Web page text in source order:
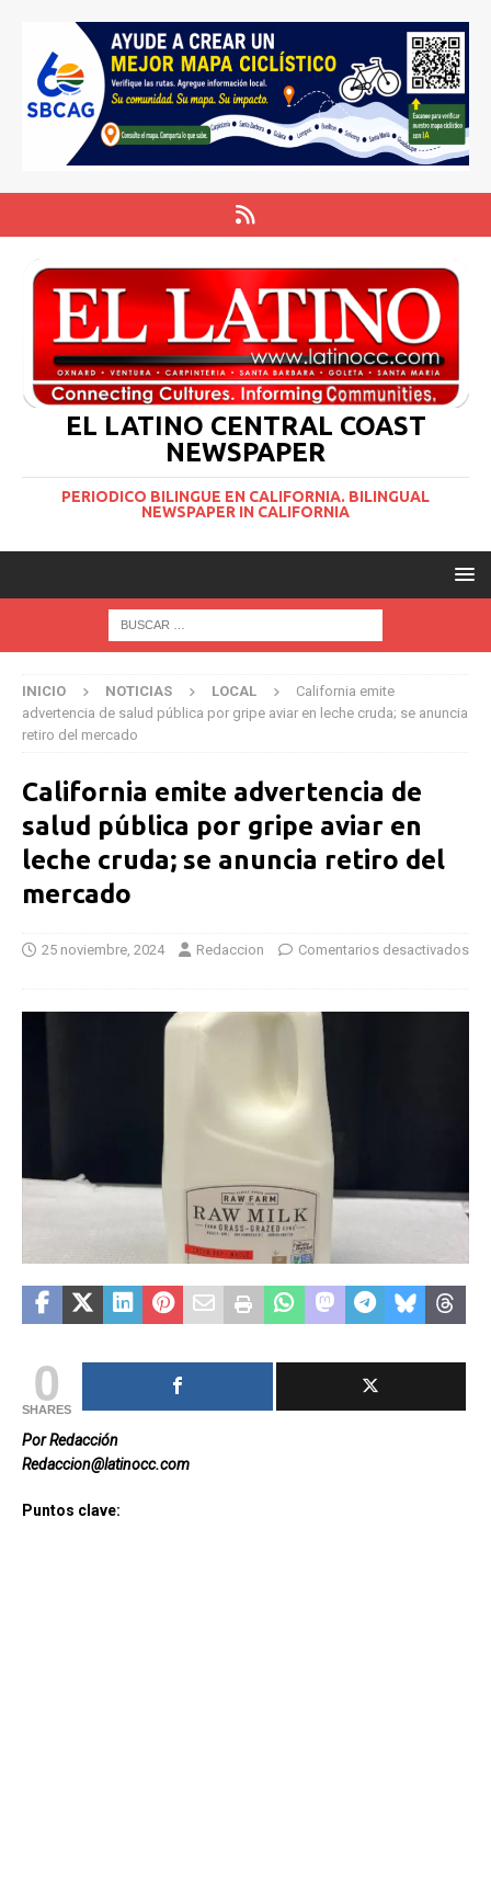
EL LATINO CENTRAL COAST
NEWSPAPER
PERIODICO BILINGUE EN CALIFORNIA. BILINGUAL
NEWSPAPER IN CALIFORNIA
INICIO NOTICIAS LOCAL
California emite
advertencia de salud pública por gripe aviar en leche cruda; se anuncia
retiro del mercado
California emite advertencia de
salud pública por gripe aviar en
leche cruda; se anuncia retiro del
mercado
25 noviembre, 2024 Redaccion Comentarios desactivados
0
SHARES
Por Redacción
Redaccion@latinocc.com
Puntos clave: